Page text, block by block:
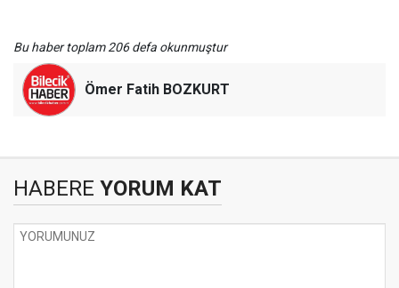
Bu haber toplam 206 defa okunmuştur
Ömer Fatih BOZKURT
HABERE YORUM KAT